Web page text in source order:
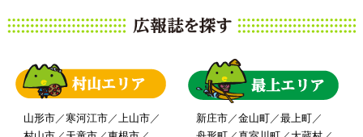
山形市／寒河江市／上山市／
新庄市／金山町／最上町／
よくある質問
サイトマップ